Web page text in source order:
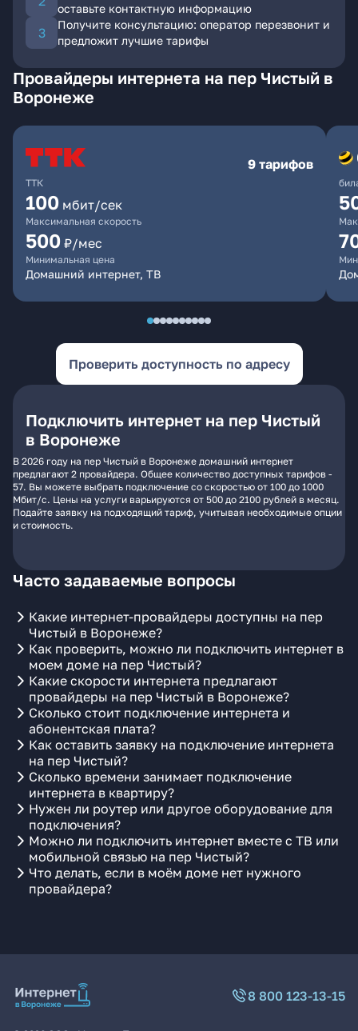
оставьте контактную информацию
Получите консультацию: оператор перезвонит и
предложит лучшие тарифы
Провайдеры интернета на пер Чистый в
Воронеже
ТТК
9 тарифов
100 мбит/сек
Максимальная скорость
500 ₽/мес
Минимальная цена
Домашний интернет, ТВ
Проверить доступность по адресу
Подключить интернет на пер Чистый
в Воронеже
В 2026 году на пер Чистый в Воронеже домашний интернет
предлагают 2 провайдера. Общее количество доступных тарифов -
57. Вы можете выбрать подключение со скоростью от 100 до 1000
Мбит/с. Цены на услуги варьируются от 500 до 2100 рублей в месяц.
Подайте заявку на подходящий тариф, учитывая необходимые опции
и стоимость.
Часто задаваемые вопросы
Какие интернет-провайдеры доступны на пер
Чистый в Воронеже?
Как проверить, можно ли подключить интернет в
моем доме на пер Чистый?
Какие скорости интернета предлагают
провайдеры на пер Чистый в Воронеже?
Сколько стоит подключение интернета и
абонентская плата?
Как оставить заявку на подключение интернета
на пер Чистый?
Сколько времени занимает подключение
интернета в квартиру?
Нужен ли роутер или другое оборудование для
подключения?
Можно ли подключить интернет вместе с ТВ или
мобильной связью на пер Чистый?
Что делать, если в моём доме нет нужного
провайдера?
8 800 123-13-15